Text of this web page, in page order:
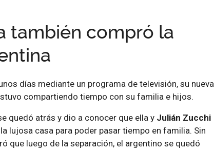
también compró la
días mediante un programa de televisión, su nueva
compartiendo tiempo con su familia e hijos.
quedó atrás y dio a conocer que ella y Julián Zucchi
lujosa casa para poder pasar tiempo en familia. Sin
que luego de la separación, el argentino se quedó